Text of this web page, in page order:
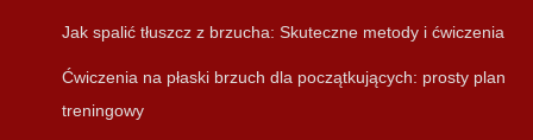
Jak spalić tłuszcz z brzucha: Skuteczne metody i ćwiczenia
Ćwiczenia na płaski brzuch dla początkujących: prosty plan
treningowy